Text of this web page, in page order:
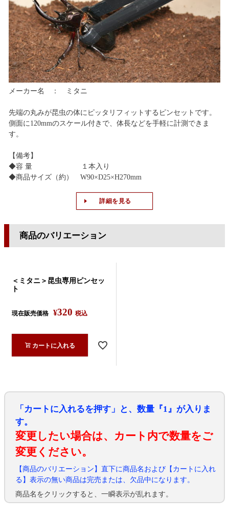
メーカー名 ： ミタニ
先端の丸みが昆虫の体にピッタリフィットするピンセットです。
側面に120mmのスケール付きで、体長などを手軽に計測できま
す。
【備考】
◆容 量 １本入り
◆商品サイズ（約） W90×D25×H270mm
詳細を見る
商品のバリエーション
＜ミタニ＞昆虫専用ピンセッ
ト
現在販売価格 ¥320 税込
カートに入れる
「カートに入れるを押す」と、数量『1』が入りま
す。
変更したい場合は、カート内で数量をご
変更ください。
【商品のバリエーション】直下に商品名および【カートに入れ
る】表示の無い商品は完売または、欠品中になります。
商品名をクリックすると、一瞬表示が乱れます。